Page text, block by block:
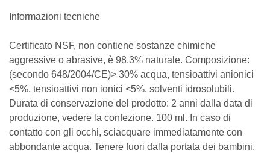
Informazioni tecniche
Certificato NSF, non contiene sostanze chimiche
aggressive o abrasive, è 98.3% naturale. Composizione:
(secondo 648/2004/CE)> 30% acqua, tensioattivi anionici
<5%, tensioattivi non ionici <5%, solventi idrosolubili.
Durata di conservazione del prodotto: 2 anni dalla data di
produzione, vedere la confezione. 100 ml. In caso di
contatto con gli occhi, sciacquare immediatamente con
abbondante acqua. Tenere fuori dalla portata dei bambini.